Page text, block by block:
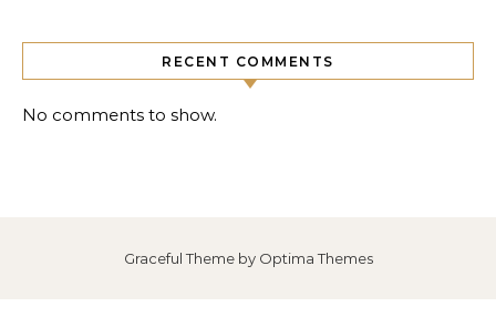
RECENT COMMENTS
No comments to show.
Graceful Theme by Optima Themes